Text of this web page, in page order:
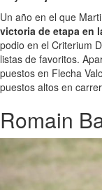
Un año en el que
victoria de etapa en
podio en el Criterium
listas de favoritos.
puestos en Flecha
puestos altos en
Romain